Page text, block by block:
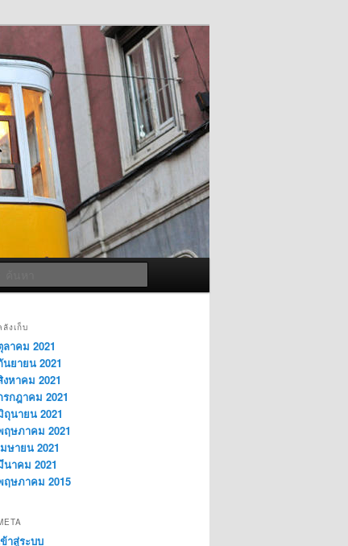
ลังเก็บ
ลาคม 2021
นยายน 2021
งหาคม 2021
รกฎาคม 2021
ถุนายน 2021
ฤษภาคม 2021
มษายน 2021
นาคม 2021
ฤษภาคม 2015
ข้าสู่ระบบ